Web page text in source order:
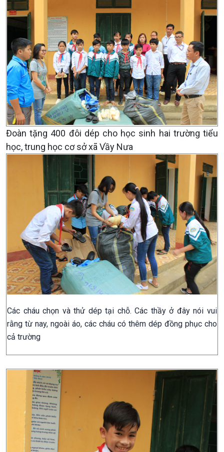
Đoàn tặng 400 đôi dép cho học sinh hai trường tiểu
học, trung học cơ sở xã Vầy Nưa
Các cháu chọn và thử dép tại chỗ. Các thầy ở đây nói vui
rằng từ nay, ngoài áo, các cháu có thêm dép đồng phục cho
cả trường